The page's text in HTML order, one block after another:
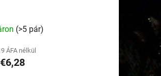
termék
átlagos
értékelése
(>5 pár)
ÁFA nélkül
€6,28